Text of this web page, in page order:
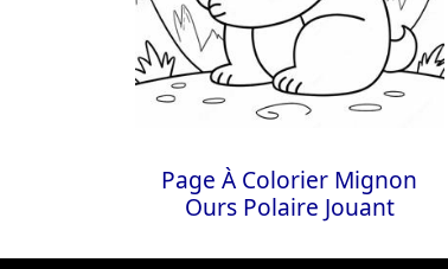
Page À Colorier Mignon
Ours Polaire Jouant